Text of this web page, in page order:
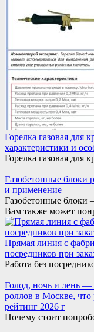
Горелка газовая для
характеристики и
Горелка газовая для
Газобетонные блоки
и применение
Газобетонные блоки
Вам также может
Прямая линия с
посредников при
Работа без
Голод, ночь и лень
роллов в Москве, что
рейтинг 2026 г
Почему стоит